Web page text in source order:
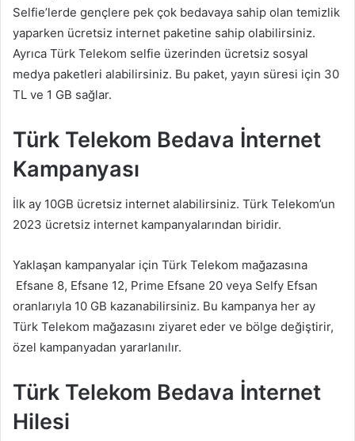
Selfie’lerde gençlere pek çok bedavaya sahip olan temizlik
yaparken ücretsiz internet paketine sahip olabilirsiniz.
Ayrıca Türk Telekom selfie üzerinden ücretsiz sosyal
medya paketleri alabilirsiniz. Bu paket, yayın süresi için 30
TL ve 1 GB sağlar.
Türk Telekom Bedava İnternet
Kampanyası
İlk ay 10GB ücretsiz internet alabilirsiniz. Türk Telekom’un
2023 ücretsiz internet kampanyalarından biridir.
Yaklaşan kampanyalar için Türk Telekom mağazasına
Efsane 8, Efsane 12, Prime Efsane 20 veya Selfy Efsan
oranlarıyla 10 GB kazanabilirsiniz. Bu kampanya her ay
Türk Telekom mağazasını ziyaret eder ve bölge değiştirir,
özel kampanyadan yararlanılır.
Türk Telekom Bedava İnternet
Hilesi